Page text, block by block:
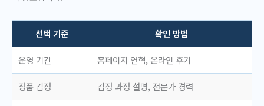
선택 기준 확인 방법
운영 기간 홈페이지 연혁, 온라인 후기
정품 감정 감정 과정 설명, 전문가 경력